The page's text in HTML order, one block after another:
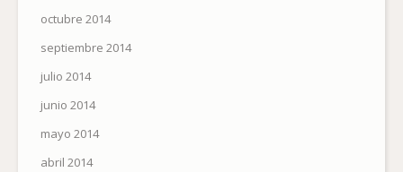
octubre 2014
septiembre 2014
julio 2014
junio 2014
mayo 2014
abril 2014